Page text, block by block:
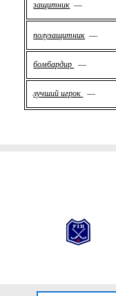
защитник —
полузащитник —
бомбардир —
лучший игрок —